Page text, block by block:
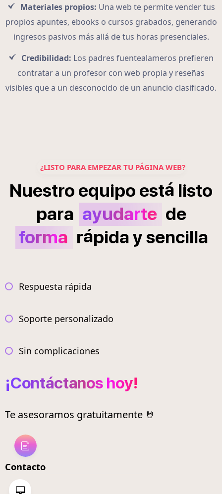
Materiales propios: Una web te permite vender tus
propios apuntes, ebooks o cursos grabados, generando
ingresos pasivos más allá de tus horas presenciales.
Credibilidad: Los padres fuentealameros prefieren
contratar a un profesor con web propia y reseñas
visibles que a un desconocido de un anuncio clasificado.
¿LISTO PARA EMPEZAR TU PÁGINA WEB?
Nuestro equipo está listo
para ayudarte de
forma rápidaysencilla
Respuesta rápida
Soporte personalizado
Sin complicaciones
¡Contáctanos hoy!
Te asesoramos gratuitamente 🤘
Contacto